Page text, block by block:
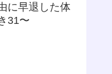
に早退した体
31〜